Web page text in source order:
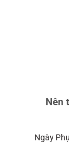
Nên
Ngày